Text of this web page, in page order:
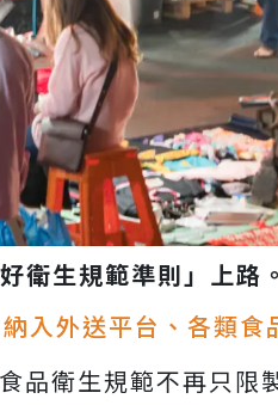
衛生規範準則」上路。
入外送平台、各類食
食品衛生規範不再只